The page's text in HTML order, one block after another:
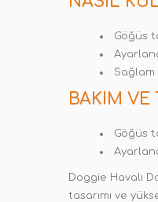
Göğüs
Sağlam
BAKIM VE
Göğüs
Doggie Havalı
tasarımı ve